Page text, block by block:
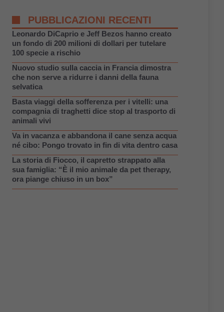
PUBBLICAZIONI RECENTI
Leonardo DiCaprio e Jeff Bezos hanno creato
un fondo di 200 milioni di dollari per tutelare
100 specie a rischio
Nuovo studio sulla caccia in Francia dimostra
che non serve a ridurre i danni della fauna
selvatica
Basta viaggi della sofferenza per i vitelli: una
compagnia di traghetti dice stop al trasporto di
animali vivi
Va in vacanza e abbandona il cane senza acqua
né cibo: Pongo trovato in fin di vita dentro casa
La storia di Fiocco, il capretto strappato alla
sua famiglia: “È il mio animale da pet therapy,
ora piange chiuso in un box”